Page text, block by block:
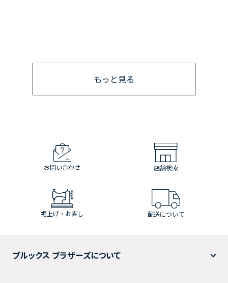
もっと見る
お問い合わせ 店舗検索
裾上げ・お直し 配送について
ブルックス ブラザーズについて